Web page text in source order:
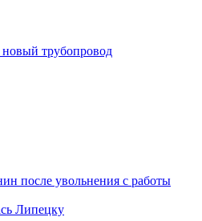
новый трубопровод
после увольнения с работы
Липецку